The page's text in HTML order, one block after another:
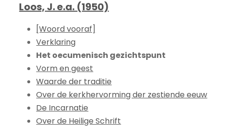
Loos, J. e.a. (1950)
[Woord vooraf]
Verklaring
Het oecumenisch gezichtspunt
Vorm en geest
Waarde der traditie
Over de kerkhervorming der zestiende eeuw
De Incarnatie
Over de Heilige Schrift